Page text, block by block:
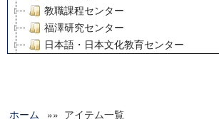
教職課程センター
福澤研究センター
日本語・日本文化教育センター
グローバルリサーチインスティテュート
ホーム »» アイテム一覧